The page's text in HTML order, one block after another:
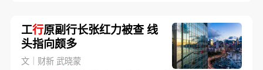
工行原副行长张红力被查 线
头指向颇多
文｜财新 武晓蒙